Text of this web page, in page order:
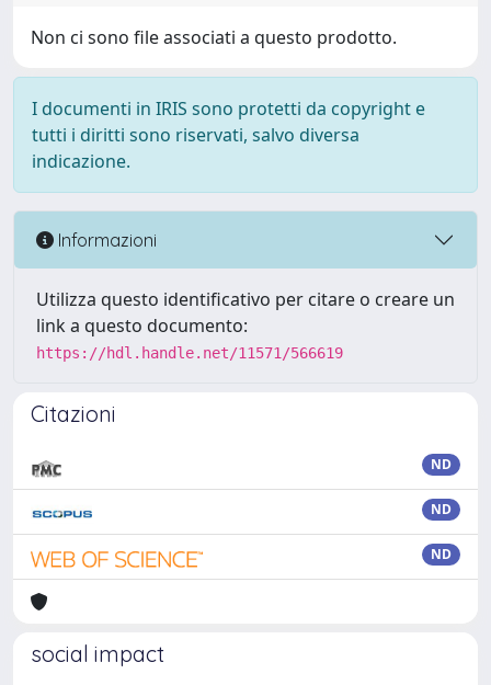
Non ci sono file associati a questo prodotto.
I documenti in IRIS sono protetti da copyright e
tutti i diritti sono riservati, salvo diversa
indicazione.
Informazioni
Utilizza questo identificativo per citare o creare un
link a questo documento:
https://hdl.handle.net/11571/566619
Citazioni
ND
ND
ND
social impact